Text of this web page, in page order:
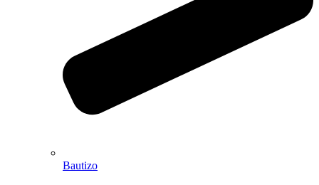
Bautizo